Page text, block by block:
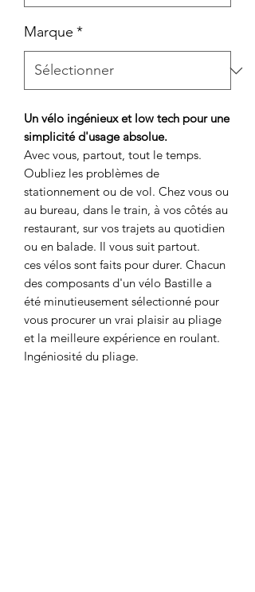
Marque *
Un vélo ingénieuxet low tech pour une
simplicitéd'usage absolue.
Avec vous, partout, tout le temps.
Oubliez les problèmes de
stationnement ou de vol. Chez vous ou
au bureau, dans le train, à vos côtés au
restaurant, sur vos trajets au quotidien
ou en balade. Il vous suit partout.
ces vélos sont faits pour durer. Chacun
des composants d'un vélo Bastille a
été minutieusement sélectionné pour
vous procurer un vrai plaisir au pliage
et la meilleure expérience en roulant.
Ingéniosité du pliage.